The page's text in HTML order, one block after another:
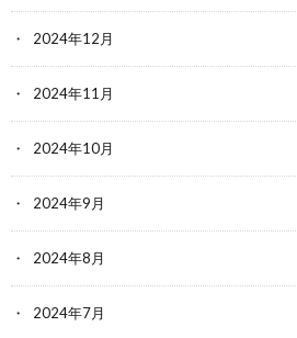
2024年12月
2024年11月
2024年10月
2024年9月
2024年8月
2024年7月